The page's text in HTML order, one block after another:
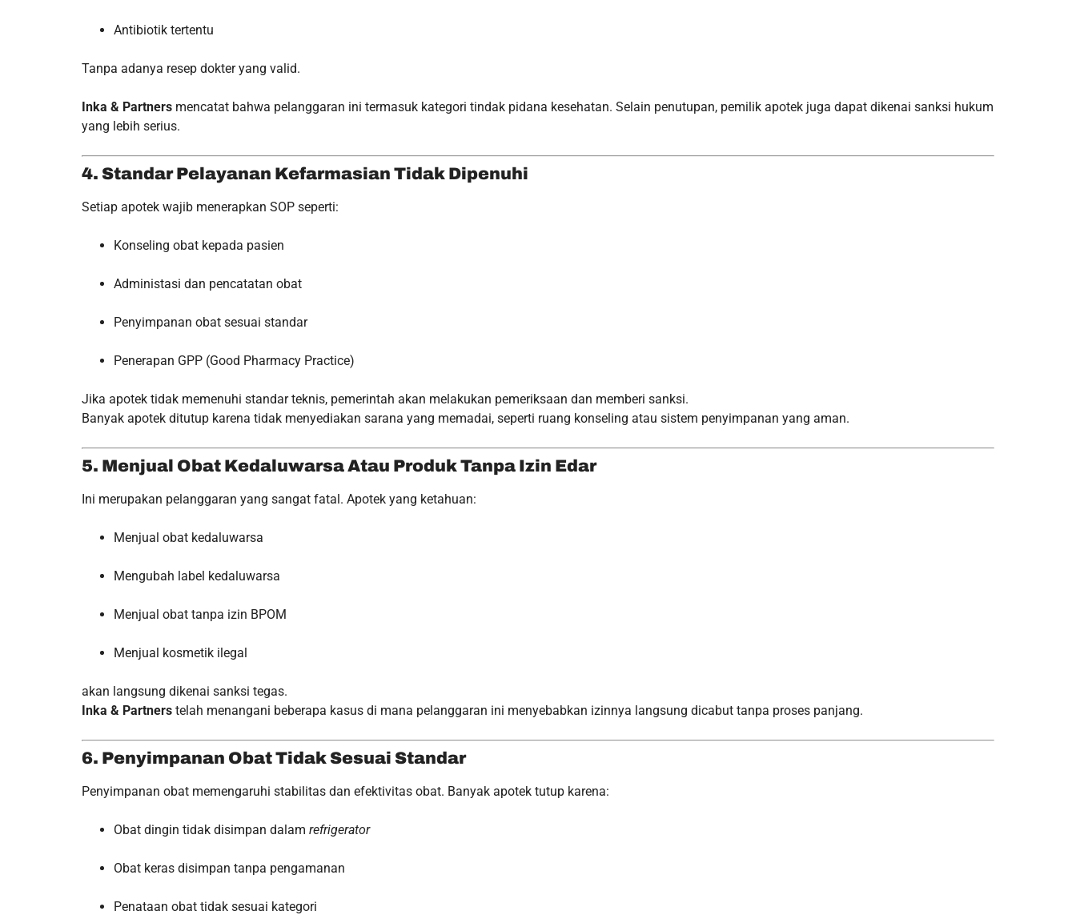
Antibiotik tertentu
Tanpa adanya resep dokter yang valid.
Inka & Partners mencatat bahwa pelanggaran ini termasuk kategori tindak pidana kesehatan. Selain penutupan, pemilik apotek juga dapat dikenai sanksi hukum
yang lebih serius.
4. Standar Pelayanan Kefarmasian Tidak Dipenuhi
Setiap apotek wajib menerapkan SOP seperti:
Konseling obat kepada pasien
Administasi dan pencatatan obat
Penyimpanan obat sesuai standar
Penerapan GPP (Good Pharmacy Practice)
Jika apotek tidak memenuhi standar teknis, pemerintah akan melakukan pemeriksaan dan memberi sanksi.
Banyak apotek ditutup karena tidak menyediakan sarana yang memadai, seperti ruang konseling atau sistem penyimpanan yang aman.
5. Menjual Obat Kedaluwarsa Atau Produk Tanpa Izin Edar
Ini merupakan pelanggaran yang sangat fatal. Apotek yang ketahuan:
Menjual obat kedaluwarsa
Mengubah label kedaluwarsa
Menjual obat tanpa izin BPOM
Menjual kosmetik ilegal
akan langsung dikenai sanksi tegas.
Inka & Partners telah menangani beberapa kasus di mana pelanggaran ini menyebabkan izinnya langsung dicabut tanpa proses panjang.
6. Penyimpanan Obat Tidak Sesuai Standar
Penyimpanan obat memengaruhi stabilitas dan efektivitas obat. Banyak apotek tutup karena:
Obat dingin tidak disimpan dalam refrigerator
Obat keras disimpan tanpa pengamanan
Penataan obat tidak sesuai kategori